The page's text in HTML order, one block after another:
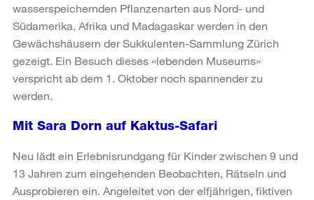
wasserspeichernden Pflanzenarten aus Nord- und
Südamerika, Afrika und Madagaskar werden in den
Gewächshäusern der Sukkulenten-Sammlung Zürich
gezeigt. Ein Besuch dieses «lebenden Museums»
verspricht ab dem 1. Oktober noch spannender zu
werden.
Mit Sara Dorn auf Kaktus-Safari
Neu lädt ein Erlebnisrundgang für Kinder zwischen 9 und
13 Jahren zum eingehenden Beobachten, Rätseln und
Ausprobieren ein. Angeleitet von der elfjährigen, fiktiven